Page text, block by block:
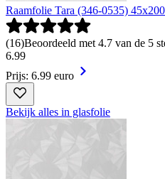
Raamfolie Tara (346-0535)
(16)Beoordeeld met 4.7 van de 5
6.99
Prijs: 6.99 euro
Bekijk alles in glasfolie